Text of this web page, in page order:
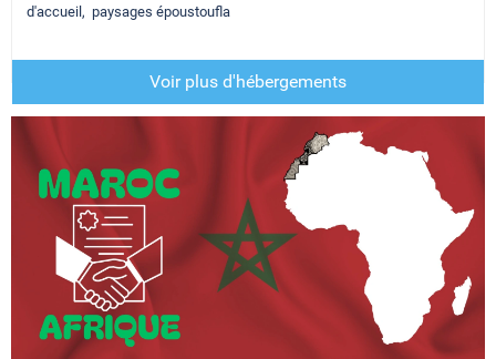
d'accueil, paysages époustoufla
Voir plus d'hébergements